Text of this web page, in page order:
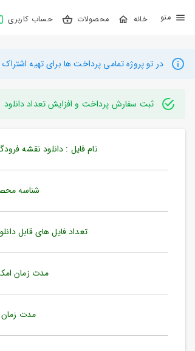
محصولات حساب کاربری خرید
بستن
محصولات
اشتراک
کاربری
ثبت
در تو پروژه تمامی پرداخت ها برای تهیه اشتراک میباشد
ثبت سفارش پرداخت و افزایش تعداد دانلود
نام فایل : دانلود نقشه
شناسه
تعداد فایل های قابل
مدت زمان
مدت